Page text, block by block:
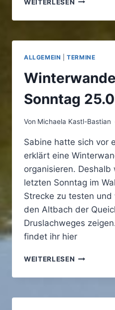
WEITERLESEN
ELITE
AN
ALLGEMEIN |TERMINE
Sonntag
Von Michaela Kastl-Bastian
Sabine hatte sich vor
erklärt eine
organisieren. Deshalb
letzten Sonntag im
Strecke zu testen
den Altbach der
Druslachweges
findet ihr hier
WEITERLESEN
SONNTAG